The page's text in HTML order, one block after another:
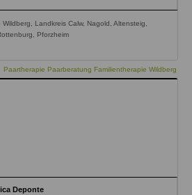
Landkreis Calw, Nagold, Altensteig,
Pforzheim
Paartherapie Paarberatung Familientherapie Wildberg
Deponte